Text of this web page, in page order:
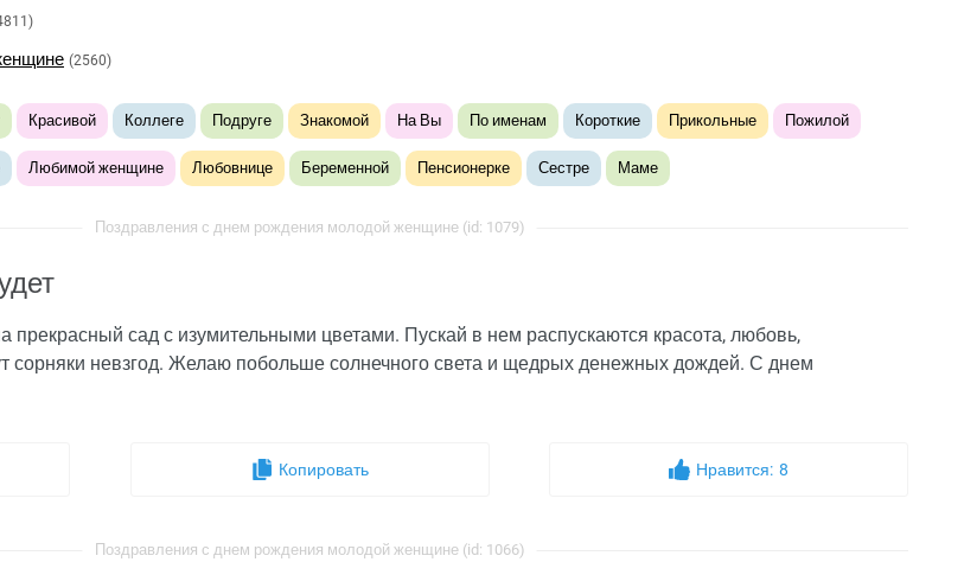
(2560)
Красивой Коллеге Подруге Знакомой На Вы По именам Короткие Прикольные Пожилой
Любимой женщине Любовнице Беременной Пенсионерке Сестре Маме
Поздравления с днем рождения молодой женщине (id: 1079)
прекрасный сад с изумительными цветами. Пускай в нем распускаются красота, любовь,
сорняки невзгод. Желаю побольше солнечного света и щедрых денежных дождей. С днем
Копировать Нравится: 8
Поздравления с днем рождения молодой женщине (id: 1066)